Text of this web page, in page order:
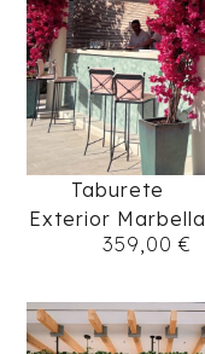
Taburete
Exterior Marbella
359,00€